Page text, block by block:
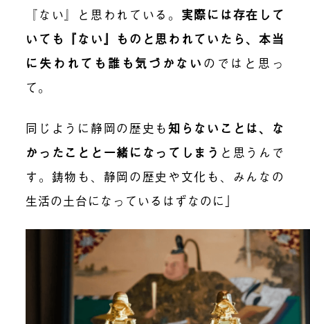
『ない』と思われている。 実際には存在して
いても『ない』ものと思われていたら、本当
に失われても誰も気づかない のではと思っ
て。
同じように静岡の歴史も知らないことは、な
かったことと一緒になってしまう と思うんで
す。鋳物も、静岡の歴史や文化も、みんなの
生活の土台になっているはずなのに」